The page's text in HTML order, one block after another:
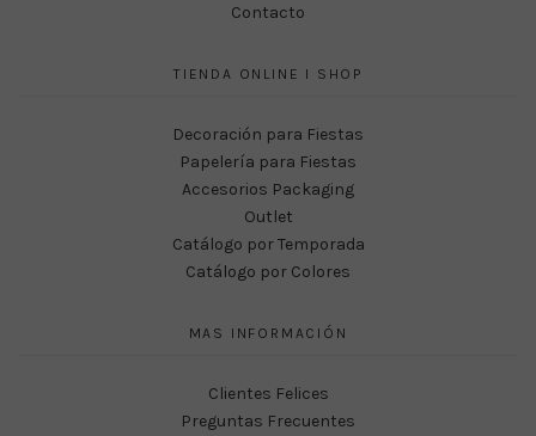
Contacto
TIENDA ONLINE I SHOP
Decoración para Fiestas
Papelería para Fiestas
Accesorios Packaging
Outlet
Catálogo por Temporada
Catálogo por Colores
MAS INFORMACIÓN
Clientes Felices
Preguntas Frecuentes